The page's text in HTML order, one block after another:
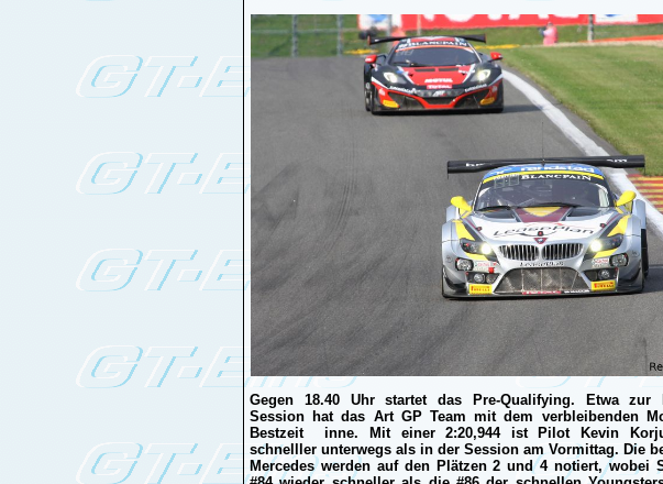
Gegen 18.40 Uhr startet das Pre-Qualifying. Etwa zur
Session hat das Art GP Team mit dem verbleibenden
Bestzeit inne. Mit einer 2:20,944 ist Pilot Kevin
schnelller unterwegs als in der Session am Vormittag. Die
Mercedes werden auf den Plätzen 2 und 4 notiert, wobei